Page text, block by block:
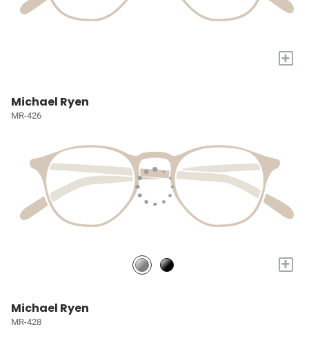
+
Michael Ryen
MR-426
+
Michael Ryen
MR-428